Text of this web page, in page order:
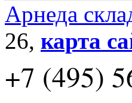
Арнеда
26, карта
+7 (495)